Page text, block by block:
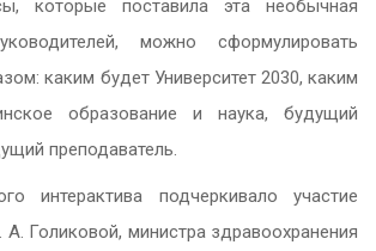
которые поставила эта необычная
можно сформулировать
каким будет Университет 2030, каким
образование и наука, будущий
преподаватель.
интерактива подчеркивало участие
Голиковой, министра здравоохранения